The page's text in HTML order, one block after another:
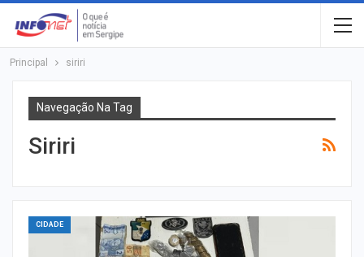
Principal siriri
Navegação Na Tag
Siriri
CIDADE